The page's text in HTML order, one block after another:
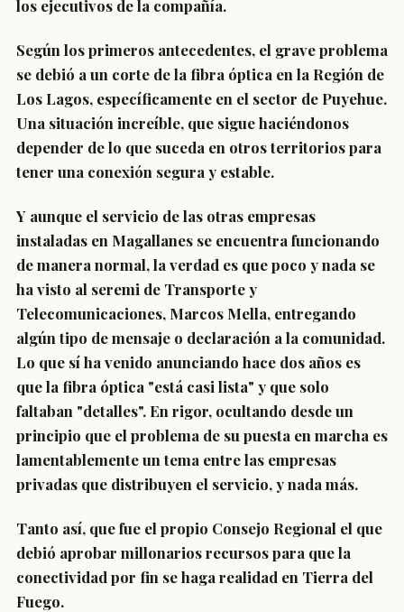
los ejecutivos de la compañía.
Según los primeros antecedentes, el grave problema
se debió a un corte de la fibra óptica en la Región de
Los Lagos, específicamente en el sector de Puyehue.
Una situación increíble, que sigue haciéndonos
depender de lo que suceda en otros territorios para
tener una conexión segura y estable.
Y aunque el servicio de las otras empresas
instaladas en Magallanes se encuentra funcionando
de manera normal, la verdad es que poco y nada se
ha visto al seremi de Transporte y
Telecomunicaciones, Marcos Mella, entregando
algún tipo de mensaje o declaración a la comunidad.
Lo que sí ha venido anunciando hace dos años es
que la fibra óptica "está casi lista" y que solo
faltaban "detalles". En rigor, ocultando desde un
principio que el problema de su puesta en marcha es
lamentablemente un tema entre las empresas
privadas que distribuyen el servicio, y nada más.
Tanto así, que fue el propio Consejo Regional el que
debió aprobar millonarios recursos para que la
conectividad por fin se haga realidad en Tierra del
Fuego.